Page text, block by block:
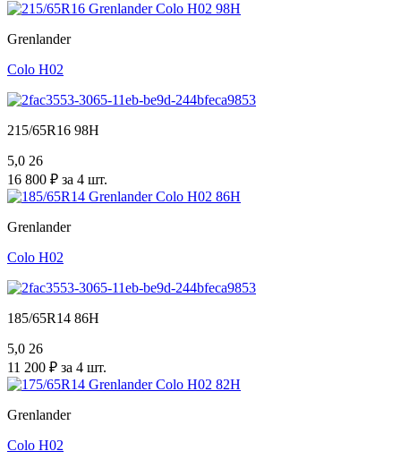
Grenlander
Colo H02
215/65R16 98H
5,0 26
16 800 ₽ за 4 шт.
Grenlander
Colo H02
185/65R14 86H
5,0 26
11 200 ₽ за 4 шт.
Grenlander
Colo H02